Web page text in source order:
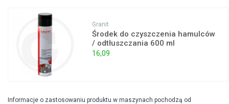
Granit
Środek do czyszczenia hamulców
/ odtłuszczania 600 ml
16,09
Informacje o zastosowaniu produktu w maszynach pochodzą od